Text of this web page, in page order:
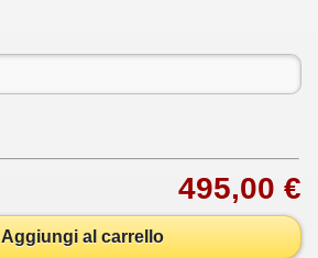
495,00 €
Aggiungi al carrello